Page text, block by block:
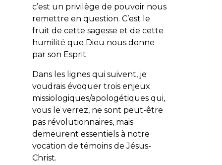
c’est un privilège de pouvoir nous
remettre en question. C’est le
fruit de cette sagesse et de cette
humilité que Dieu nous donne
par son Esprit.
Dans les lignes qui suivent, je
voudrais évoquer trois enjeux
missiologiques/apologétiques qui,
vous le verrez, ne sont peut-être
pas révolutionnaires, mais
demeurent essentiels à notre
vocation de témoins de Jésus-
Christ.